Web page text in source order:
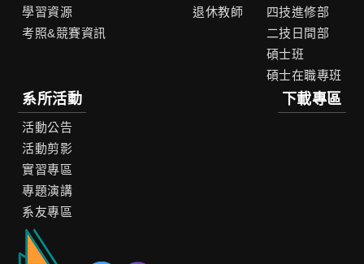
學習資源
考照&競賽資訊
退休教師
四技進修部
二技日間部
碩士班
碩士在職專班
系所活動
活動公告
活動剪影
實習專區
專題演講
系友專區
下載專區